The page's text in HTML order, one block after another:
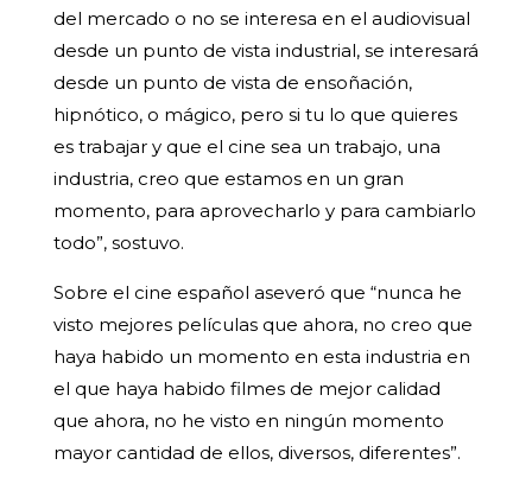
del mercado o no se interesa en el audiovisual
desde un punto de vista industrial, se interesará
desde un punto de vista de ensoñación,
hipnótico, o mágico, pero si tu lo que quieres
es trabajar y que el cine sea un trabajo, una
industria, creo que estamos en un gran
momento, para aprovecharlo y para cambiarlo
todo”, sostuvo.
Sobre el cine español aseveró que “nunca he
visto mejores películas que ahora, no creo que
haya habido un momento en esta industria en
el que haya habido filmes de mejor calidad
que ahora, no he visto en ningún momento
mayor cantidad de ellos, diversos, diferentes”.